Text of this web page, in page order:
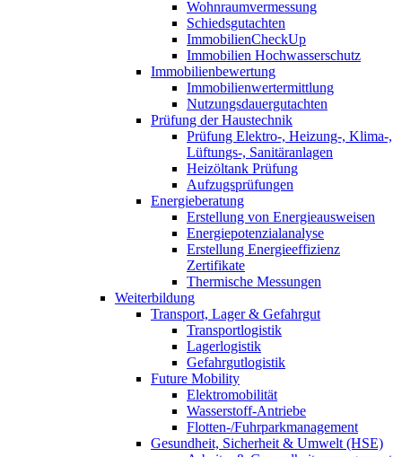
Wohnraumvermessung
Schiedsgutachten
ImmobilienCheckUp
Immobilien Hochwasserschutz
Immobilienbewertung
Immobilienwertermittlung
Nutzungsdauergutachten
Prüfung der Haustechnik
Prüfung Elektro-, Heizung-, Klima-,
Lüftungs-, Sanitäranlagen
Heizöltank Prüfung
Aufzugsprüfungen
Energieberatung
Erstellung von Energieausweisen
Energiepotenzialanalyse
Erstellung Energieeffizienz
Zertifikate
Thermische Messungen
Weiterbildung
Transport, Lager & Gefahrgut
Transportlogistik
Lagerlogistik
Gefahrgutlogistik
Future Mobility
Elektromobilität
Wasserstoff-Antriebe
Flotten-/Fuhrparkmanagement
Gesundheit, Sicherheit & Umwelt (HSE)